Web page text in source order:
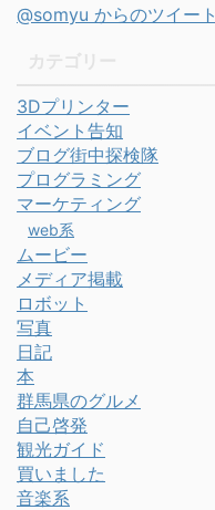
@somyu からのツイート
3Dプリンター
イベント告知
ブログ街中探検隊
プログラミング
マーケティング
web系
ムービー
メディア掲載
ロボット
写真
日記
本
群馬県のグルメ
自己啓発
観光ガイド
買いました
音楽系